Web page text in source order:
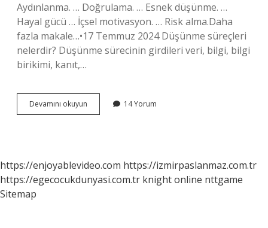
Aydınlanma. … Doğrulama. … Esnek düşünme. …
Hayal gücü … İçsel motivasyon. … Risk alma.Daha
fazla makale…•17 Temmuz 2024 Düşünme süreçleri
nelerdir? Düşünme sürecinin girdileri veri, bilgi, bilgi
birikimi, kanıt,…
Devamını okuyun
Düşünme
14 Yorum
https://enjoyablevideo.com https://izmirpaslanmaz.com.tr
https://egecocukdunyasi.com.tr knight online nttgame
Sitemap